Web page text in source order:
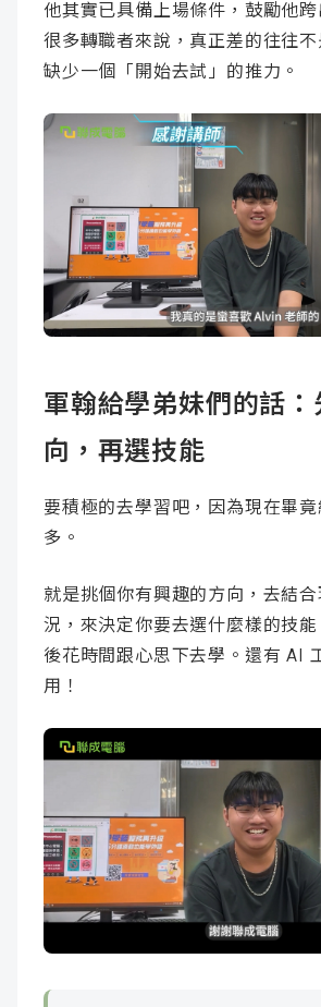
他其實已具備上場條件，鼓勵他
很多轉職者來說，真正差的往往
缺少一個「開始去試」的推力。
軍翰給學弟妹們的話：
向，再選技能
要積極的去學習吧，因為現在畢
多。
就是挑個你有興趣的方向，去結
況，來決定你要去選什麼樣的技
後花時間跟心思下去學。還有 AI
用！